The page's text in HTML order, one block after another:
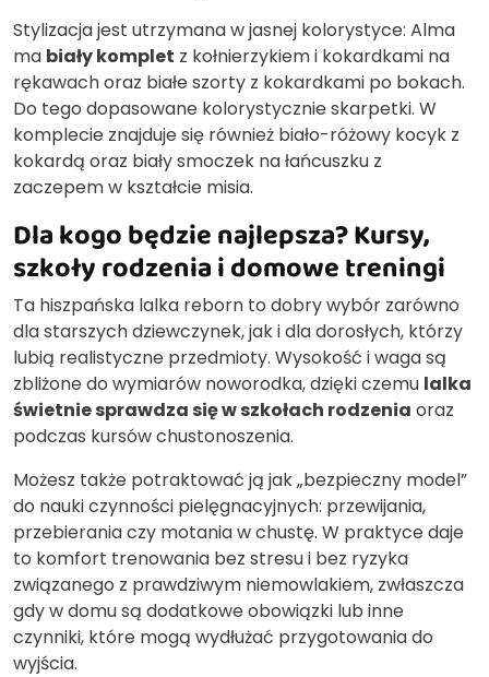
Stylizacja jest utrzymana w jasnej kolorystyce: Alma
ma biały komplet z kołnierzykiem i kokardkami na
rękawach oraz białe szorty z kokardkami po bokach.
Do tego dopasowane kolorystycznie skarpetki. W
komplecie znajduje się również biało-różowy kocyk z
kokardą oraz biały smoczek na łańcuszku z
zaczepem w kształcie misia.
Dla kogo będzie najlepsza? Kursy,
szkoły rodzenia i domowe treningi
Ta hiszpańska lalka reborn to dobry wybór zarówno
dla starszych dziewczynek, jak i dla dorosłych, którzy
lubią realistyczne przedmioty. Wysokość i waga są
zbliżone do wymiarów noworodka, dzięki czemu lalka
świetnie sprawdza się w szkołach rodzenia oraz
podczas kursów chustonoszenia.
Możesz także potraktować ją jak „bezpieczny model”
do nauki czynności pielęgnacyjnych: przewijania,
przebierania czy motania w chustę. W praktyce daje
to komfort trenowania bez stresu i bez ryzyka
związanego z prawdziwym niemowlakiem, zwłaszcza
gdy w domu są dodatkowe obowiązki lub inne
czynniki, które mogą wydłużać przygotowania do
wyjścia.